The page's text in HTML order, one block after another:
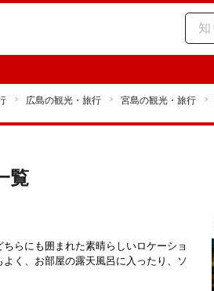
広島の観光・旅行 宮島の観光・旅行
覧
らにも囲まれた素晴らしいロケーショ
く、お部屋の露天風呂に入ったり、ソ